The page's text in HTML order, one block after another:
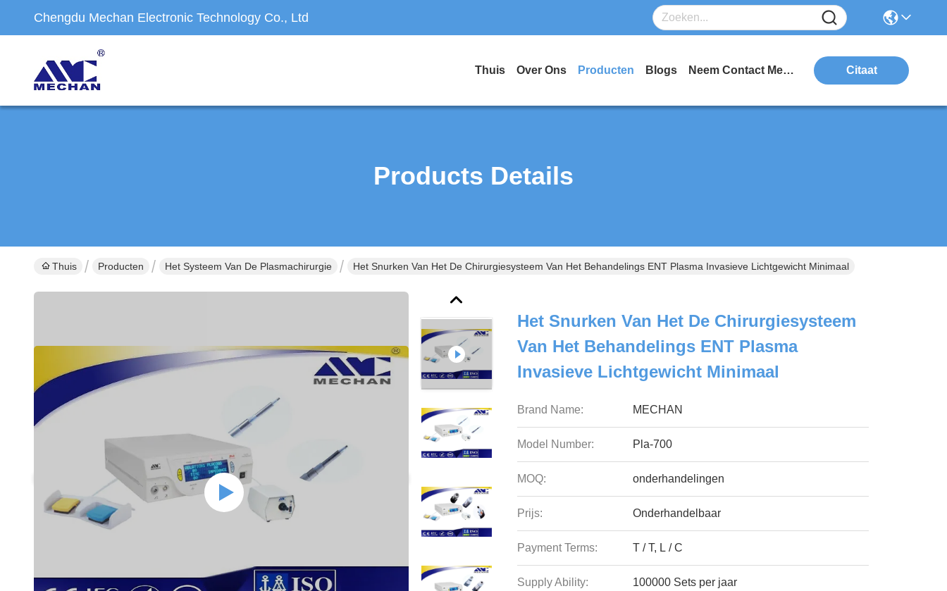
Chengdu Mechan Electronic Technology Co., Ltd
Thuis Over Ons Producten Blogs Neem Contact Met Ons Op Citaat
Products Details
Thuis Producten Het Systeem Van De Plasmachirurgie Het Snurken Van Het De Chirurgiesysteem Van Het Behandelings ENT Plasma Invasieve Lichtgewicht Minimaal
Het Snurken Van Het De Chirurgiesysteem
Van Het Behandelings ENT Plasma
Invasieve Lichtgewicht Minimaal
Brand Name: MECHAN
Model Number: Pla-700
MOQ: onderhandelingen
Prijs: Onderhandelbaar
Payment Terms: T / T, L / C
Supply Ability: 100000 Sets per jaar